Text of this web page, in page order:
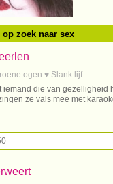
zoek naar sex
ogen ♥ Slank lijf
die van
ze vals mee met